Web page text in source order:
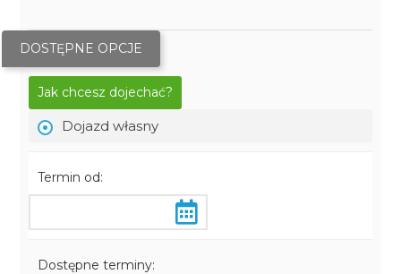
DOSTĘPNE OPCJE
Jak chcesz dojechać?
Dojazd własny
Termin od:
Dostępne terminy: